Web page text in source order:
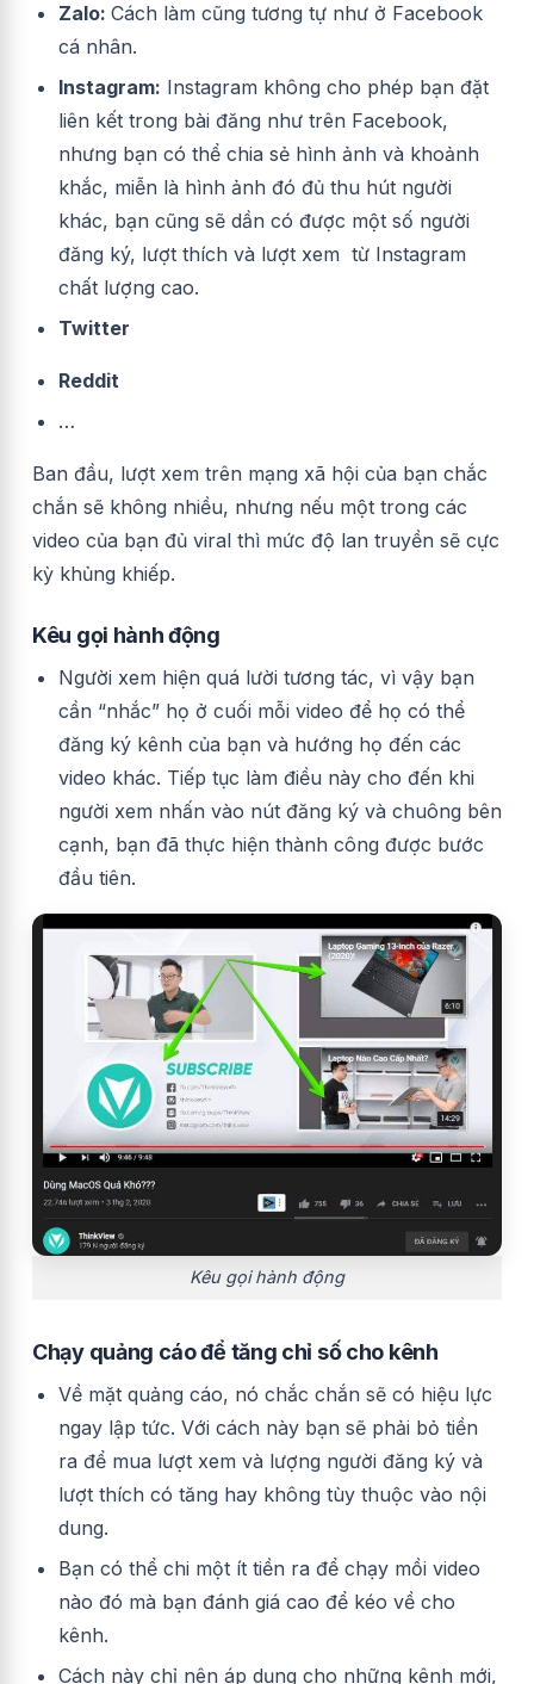
Zalo: Cách làm cũng tương tự như ở Facebook
cá nhân.
Instagram: Instagram không cho phép bạn đặt
liên kết trong bài đăng như trên Facebook,
nhưng bạn có thể chia sẻ hình ảnh và khoảnh
khắc, miễn là hình ảnh đó đủ thu hút người
khác, bạn cũng sẽ dần có được một số người
đăng ký, lượt thích và lượt xem từ Instagram
chất lượng cao.
Twitter
Reddit
…
Ban đầu, lượt xem trên mạng xã hội của bạn chắc
chắn sẽ không nhiều, nhưng nếu một trong các
video của bạn đủ viral thì mức độ lan truyền sẽ cực
kỳ khủng khiếp.
Kêu gọi hành động
Người xem hiện quá lười tương tác, vì vậy bạn
cần “nhắc” họ ở cuối mỗi video để họ có thể
đăng ký kênh của bạn và hướng họ đến các
video khác. Tiếp tục làm điều này cho đến khi
người xem nhấn vào nút đăng ký và chuông bên
cạnh, bạn đã thực hiện thành công được bước
đầu tiên.
Kêu gọi hành động
Chạy quảng cáo để tăng chỉ số cho kênh
Về mặt quảng cáo, nó chắc chắn sẽ có hiệu lực
ngay lập tức. Với cách này bạn sẽ phải bỏ tiền
ra để mua lượt xem và lượng người đăng ký và
lượt thích có tăng hay không tùy thuộc vào nội
dung.
Bạn có thể chi một ít tiền ra để chạy mồi video
nào đó mà bạn đánh giá cao để kéo về cho
kênh.
Cách này chỉ nên áp dụng cho những kênh mới,